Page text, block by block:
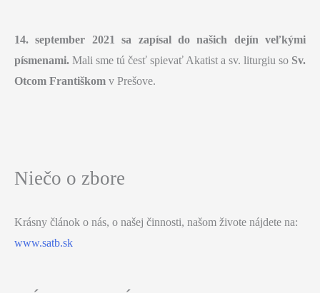
14. september 2021 sa zapísal do našich dejín veľkými
písmenami. Mali sme tú česť spievať Akatist a sv. liturgiu so Sv.
Otcom Františkom v Prešove.
Niečo o zbore
Krásny článok o nás, o našej činnosti, našom živote nájdete na:
www.satb.sk